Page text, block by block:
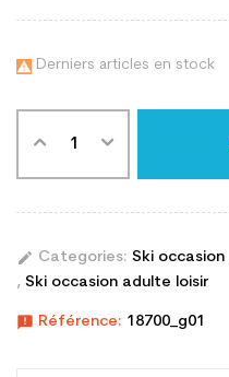
 Derniers articles en stock
edit Categories: Ski occasion
, Ski occasion adulte loisir
announcement Référence: 18700_g01